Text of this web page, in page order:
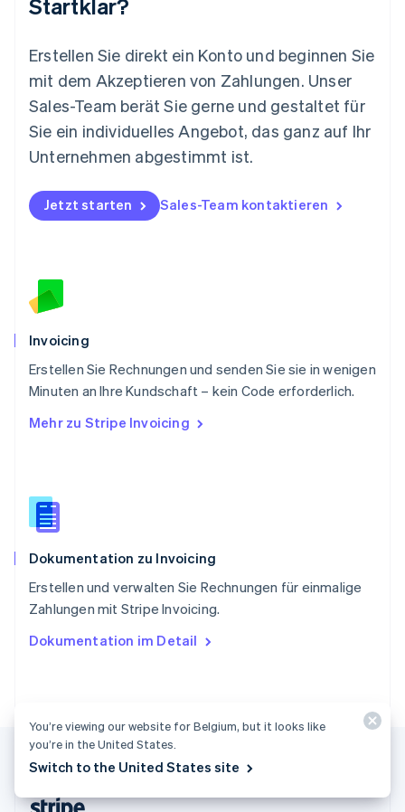
Startklar?
Erstellen Sie direkt ein Konto und beginnen Sie
mit dem Akzeptieren von Zahlungen. Unser
Sales-Team berät Sie gerne und gestaltet für
Sie ein individuelles Angebot, das ganz auf Ihr
Unternehmen abgestimmt ist.
Jetzt starten Sales-Team kontaktieren
Invoicing
Erstellen Sie Rechnungen und senden Sie sie in wenigen
Minuten an Ihre Kundschaft – kein Code erforderlich.
Mehr zu Stripe Invoicing
Dokumentation zu Invoicing
Erstellen und verwalten Sie Rechnungen für einmalige
Zahlungen mit Stripe Invoicing.
Dokumentation im Detail
Español English
Niederlande
NederlandsEnglish
English
Österreich
Deutsch
Polen
Portugal
PortuguêsEnglish
Schweden
Schweiz
Singapur
English简体中文
Slowakei
Slowenien
English
Spanien
Thailand
Tschechische Republik
English
English
English 简体中文
Vereinigtes Königreich
Zypern
You’re viewing our website for Belgium, but it looks like
you’re in the United States.
Switch to the United States site